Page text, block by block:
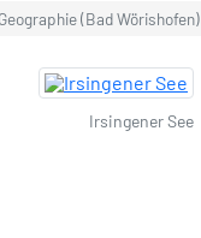
Geographie (Bad Wörishofen)
Irsingener See